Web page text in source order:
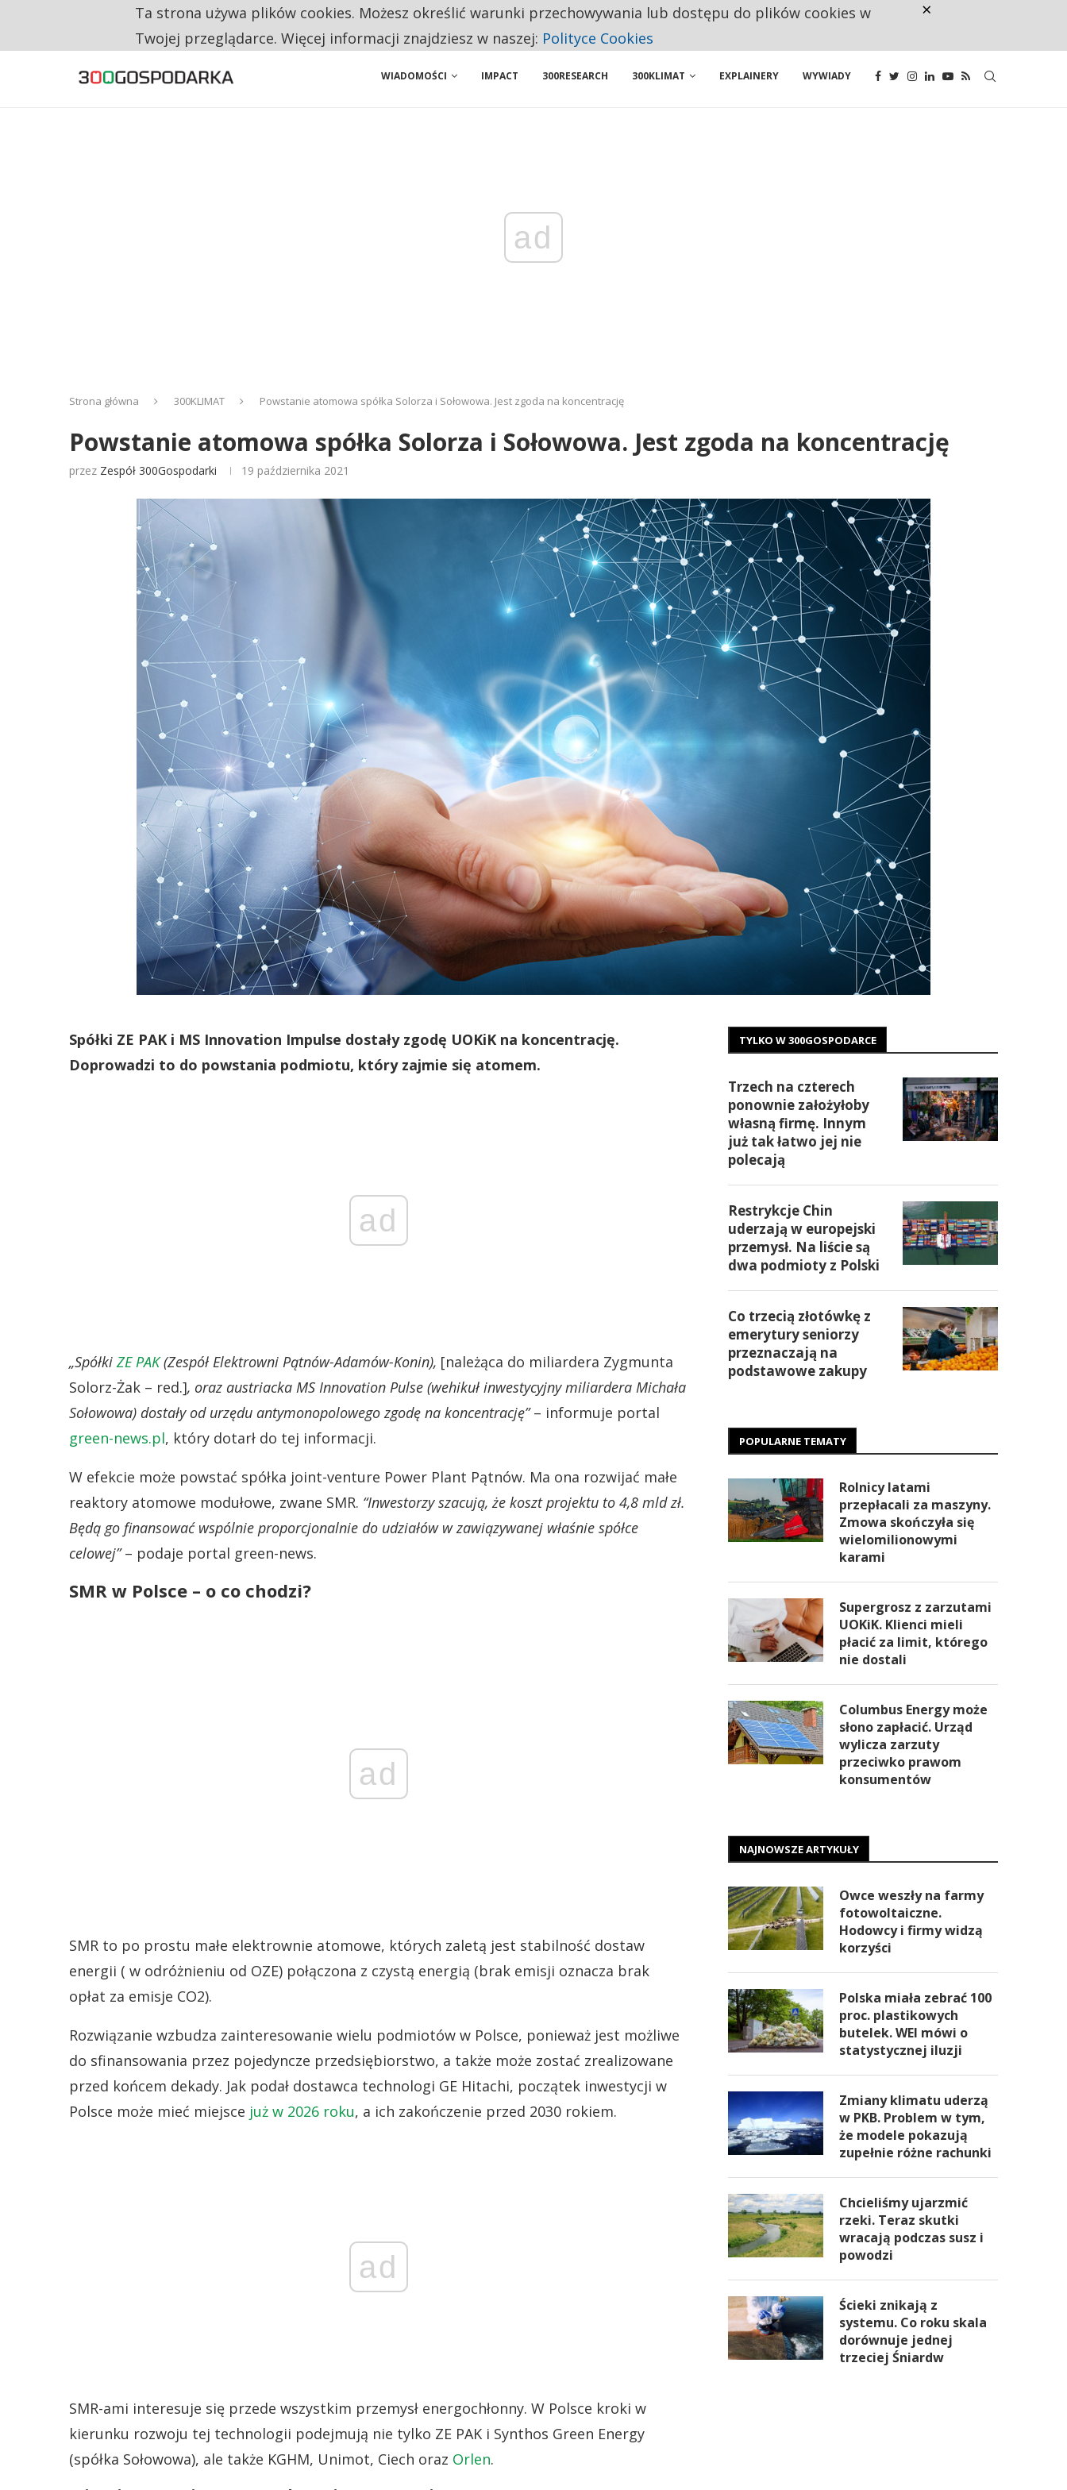
CO TRZECIĄ ZŁOTÓWKĘ Z EMERYTURY SENIORZY PRZEZNACZAJĄ NA PODSTAWOWE ZAKUPY
WIADOMOŚCI IMPACT 300RESEARCH 300KLIMAT EXPLAINERY WYWIADY
ad
Strona główna 300KLIMAT Powstanie atomowa spółka Solorza i Sołowowa. Jest zgoda na koncentrację
Powstanie atomowa spółka Solorza i Sołowowa. Jest zgoda na koncentrację
przez Zespół 300Gospodarki 19 października 2021
Spółki ZE PAK i MS Innovation Impulse dostały zgodę UOKiK na koncentrację.
Doprowadzi to do powstania podmiotu, który zajmie się atomem.
ad
„Spółki ZE PAK(Zespół Elektrowni Pątnów-Adamów-Konin), [należąca do miliardera Zygmunta
Solorz-Żak – red.], oraz austriacka MS Innovation Pulse (wehikuł inwestycyjny miliardera Michała
Sołowowa) dostały od urzędu antymonopolowego zgodę na koncentrację”– informuje portal
green-news.pl, który dotarł do tej informacji.
W efekcie może powstać spółka joint-venture Power Plant Pątnów. Ma ona rozwijać małe
reaktory atomowe modułowe, zwane SMR. “Inwestorzy szacują, że koszt projektu to 4,8 mld zł.
Będą go finansować wspólnie proporcjonalnie do udziałów w zawiązywanej właśnie spółce
celowej”– podaje portal green-news.
SMR w Polsce – o co chodzi?
ad
SMR to po prostu małe elektrownie atomowe, których zaletą jest stabilność dostaw
energii ( w odróżnieniu od OZE) połączona z czystą energią (brak emisji oznacza brak
opłat za emisje CO2).
Rozwiązanie wzbudza zainteresowanie wielu podmiotów w Polsce, ponieważ jest możliwe
do sfinansowania przez pojedyncze przedsiębiorstwo, a także może zostać zrealizowane
przed końcem dekady. Jak podał dostawca technologi GE Hitachi, początek inwestycji w
Polsce może mieć miejsce już w 2026 roku, a ich zakończenie przed 2030 rokiem.
ad
SMR-ami interesuje się przede wszystkim przemysł energochłonny. W Polsce kroki w
kierunku rozwoju tej technologii podejmują nie tylko ZE PAK i Synthos Green Energy
(spółka Sołowowa), ale także KGHM, Unimot, Ciech oraz Orlen.
TYLKO W 300GOSPODARCE
Trzech na czterech
ponownie założyłoby
własną firmę. Innym
już tak łatwo jej nie
polecają
Restrykcje Chin
uderzają w europejski
przemysł. Na liście są
dwa podmioty z Polski
Co trzecią złotówkę z
emerytury seniorzy
przeznaczają na
podstawowe zakupy
POPULARNE TEMATY
Rolnicy latami
przepłacali za maszyny.
Zmowa skończyła się
wielomilionowymi
karami
Supergrosz z zarzutami
UOKiK. Klienci mieli
płacić za limit, którego
nie dostali
Columbus Energy może
słono zapłacić. Urząd
wylicza zarzuty
przeciwko prawom
konsumentów
NAJNOWSZE ARTYKUŁY
Owce weszły na farmy
fotowoltaiczne.
Hodowcy i firmy widzą
korzyści
Polska miała zebrać 100
proc. plastikowych
butelek. WEI mówi o
statystycznej iluzji
Zmiany klimatu uderzą
w PKB. Problem w tym,
że modele pokazują
zupełnie różne rachunki
Chcieliśmy ujarzmić
rzeki. Teraz skutki
wracają podczas susz i
powodzi
Ścieki znikają z
systemu. Co roku skala
dorównuje jednej
trzeciej Śniardw
Ta strona używa plików cookies. Możesz określić warunki przechowywania lub dostępu do plików cookies w
Twojej przeglądarce. Więcej informacji znajdziesz w naszej: Polityce Cookies
×